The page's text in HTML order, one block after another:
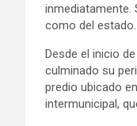
inmediatamente.
como del estado.
Desde el inicio
culminado su
predio ubicado
intermunicipal,